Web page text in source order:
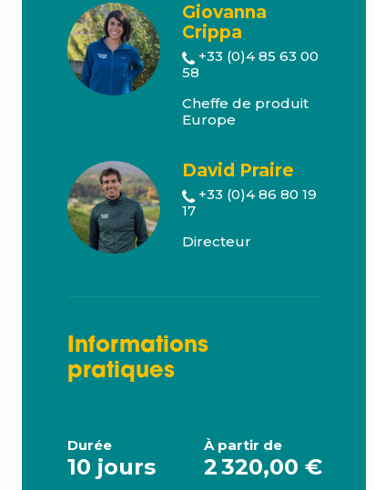
Giovanna
Crippa
+33 (0)4 85 63 00
58
Cheffe de produit
Europe
David Praire
+33 (0)4 86 80 19
17
Directeur
Informations
pratiques
Durée
10 jours
À partir de
2 320,00 €